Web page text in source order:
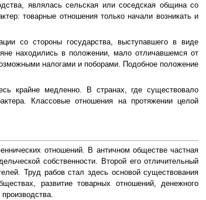
являлась сельская или соседская община со
товарные отношения только начали возникать и
со стороны государства, выступавшего в виде
находились в положении, мало отличавшемся от
налогами и поборами. Подобное положение
крайне медленно. В странах, где существовало
Классовые отношения на протяжении целой
отношений. В античном обществе частная
собственности. Второй его отличительный
Труд рабов стал здесь основой существования
развитие товарных отношений, денежного